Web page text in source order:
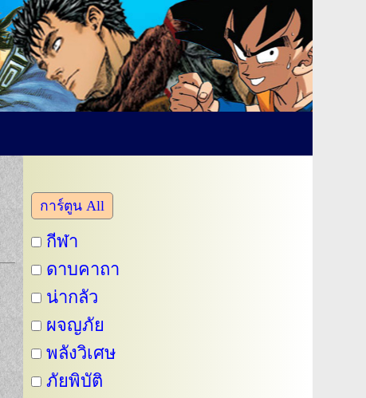
การ์ตูน All
กีฬา
ดาบคาถา
น่ากลัว
ผจญภัย
พลังวิเศษ
ภัยพิบัติ